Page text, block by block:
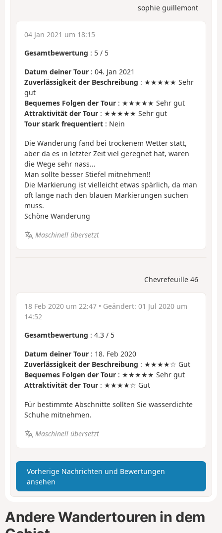
sophie guillemont
04 Jan 2021 um 18:15
Gesamtbewertung : 5 / 5
Datum deiner Tour : 04. Jan 2021
Zuverlässigkeit der Beschreibung : ★★★★★ Sehr
gut
Bequemes Folgen der Tour : ★★★★★ Sehr gut
Attraktivität der Tour : ★★★★★ Sehr gut
Tour stark frequentiert : Nein
Die Wanderung fand bei trockenem Wetter statt,
aber da es in letzter Zeit viel geregnet hat, waren
die Wege sehr nass...
Man sollte besser Stiefel mitnehmen!!
Die Markierung ist vielleicht etwas spärlich, da man
oft lange nach den blauen Markierungen suchen
muss.
Schöne Wanderung
Maschinell übersetzt
Chevrefeuille 46
18 Feb 2020 um 22:47 • Geändert: 01 Jul 2020 um
14:52
Gesamtbewertung : 4.3 / 5
Datum deiner Tour : 18. Feb 2020
Zuverlässigkeit der Beschreibung : ★★★★☆ Gut
Bequemes Folgen der Tour : ★★★★★ Sehr gut
Attraktivität der Tour : ★★★★☆ Gut
Für bestimmte Abschnitte sollten Sie wasserdichte
Schuhe mitnehmen.
Maschinell übersetzt
Vorherige Nachrichten und Bewertungen
ansehen
Andere Wandertouren in dem